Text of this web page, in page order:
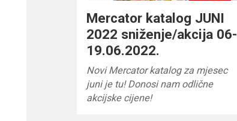
Mercator katalog JUNI
2022 sniženje/akcija 06-
19.06.2022.
Novi Mercator katalog za mjesec
juni je tu! Donosi nam odlične
akcijske cijene!